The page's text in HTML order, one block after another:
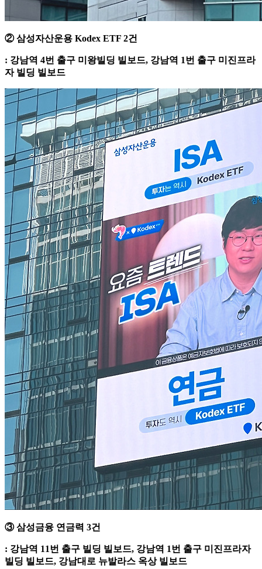
② 삼성자산운용 Kodex ETF 2건
: 강남역 4번 출구 미왕빌딩 빌보드, 강남역 1번 출구 미진프라
자 빌딩 빌보드
③ 삼성금융 연금력 3건
: 강남역 11번 출구 빌딩 빌보드, 강남역 1번 출구 미진프라자
빌딩 빌보드, 강남대로 뉴발라스 옥상 빌보드